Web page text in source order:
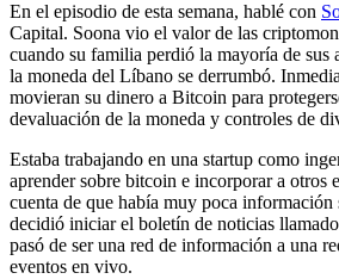
En el episodio de esta semana, hablé con
Capital. Soona vio el valor de las
cuando su familia perdió la mayoría de sus
la moneda del Líbano se derrumbó.
movieran su dinero a Bitcoin para
devaluación de la moneda y controles de
Estaba trabajando en una startup como
aprender sobre bitcoin e incorporar a otros
cuenta de que había muy poca
decidió iniciar el boletín de noticias
pasó de ser una red de información a una
eventos en vivo.